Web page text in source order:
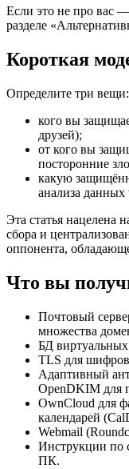
Если это не про вас
разделе
Короткая
Определите три вещи:
кого вы
друзей);
от кого вы
посторонние
какую
анализа данных
Эта статья нацелена
сбора и
оппонента,
Что вы
Почтовый
множества
БД
TLS для
Адаптивный
OpenDKIM для
OwnCloud для
календарей
Webmail
Инструкции по
ПК.